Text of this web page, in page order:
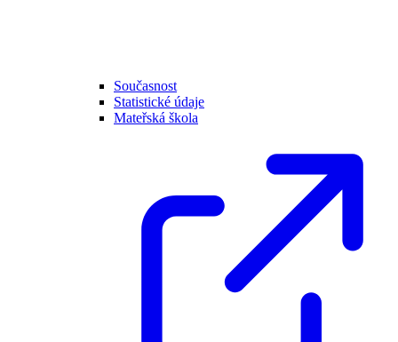
Současnost
Statistické údaje
Mateřská škola